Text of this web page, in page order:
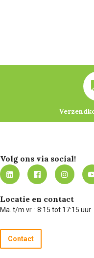
Volg ons via social!
Locatie en contact
Ma. t/m vr. : 8:15 tot 17:15 uur
Contact